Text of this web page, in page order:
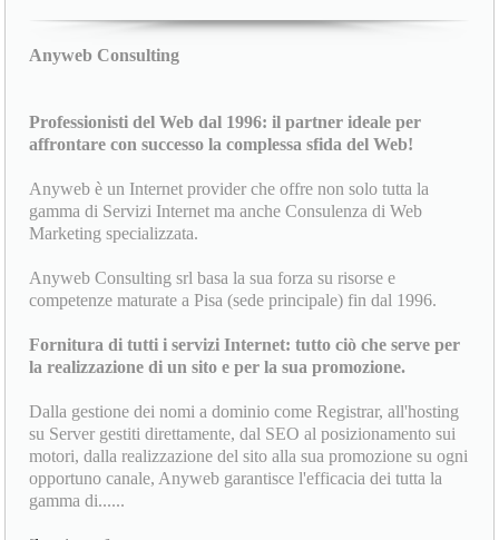
Anyweb Consulting
Professionisti del Web dal 1996: il partner ideale per
affrontare con successo la complessa sfida del Web!
Anyweb è un Internet provider che offre non solo tutta la
gamma di Servizi Internet ma anche Consulenza di Web
Marketing specializzata.
Anyweb Consulting srl basa la sua forza su risorse e
competenze maturate a Pisa (sede principale) fin dal 1996.
Fornitura di tutti i servizi Internet: tutto ciò che serve per
la realizzazione di un sito e per la sua promozione.
Dalla gestione dei nomi a dominio come Registrar, all'hosting
su Server gestiti direttamente, dal SEO al posizionamento sui
motori, dalla realizzazione del sito alla sua promozione su ogni
opportuno canale, Anyweb garantisce l'efficacia dei tutta la
gamma di......